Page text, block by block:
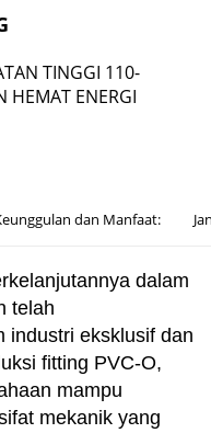
TINGGI 110-
HEMAT ENERGI
dan Manfaat:
dalam
telah
industri eksklusif dan
fitting PVC-O,
mampu
mekanik yang